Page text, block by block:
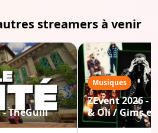
streamers à venir
- TheGuill
Musiques
ZEvent 2026 -
& Oli / Gims